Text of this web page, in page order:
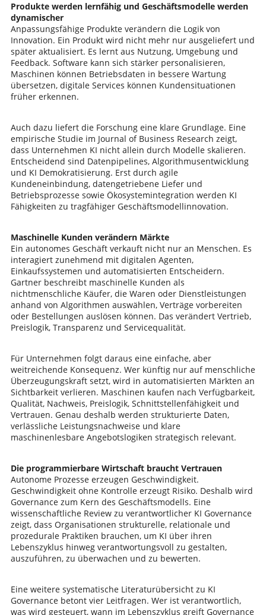
Produkte werden lernfähig und Geschäftsmodelle werden
dynamischer
Anpassungsfähige Produkte verändern die Logik von
Innovation. Ein Produkt wird nicht mehr nur ausgeliefert und
später aktualisiert. Es lernt aus Nutzung, Umgebung und
Feedback. Software kann sich stärker personalisieren,
Maschinen können Betriebsdaten in bessere Wartung
übersetzen, digitale Services können Kundensituationen
früher erkennen.
Auch dazu liefert die Forschung eine klare Grundlage. Eine
empirische Studie im Journal of Business Research zeigt,
dass Unternehmen KI nicht allein durch Modelle skalieren.
Entscheidend sind Datenpipelines, Algorithmusentwicklung
und KI Demokratisierung. Erst durch agile
Kundeneinbindung, datengetriebene Liefer und
Betriebsprozesse sowie Ökosystemintegration werden KI
Fähigkeiten zu tragfähiger Geschäftsmodellinnovation.
Maschinelle Kunden verändern Märkte
Ein autonomes Geschäft verkauft nicht nur an Menschen. Es
interagiert zunehmend mit digitalen Agenten,
Einkaufssystemen und automatisierten Entscheidern.
Gartner beschreibt maschinelle Kunden als
nichtmenschliche Käufer, die Waren oder Dienstleistungen
anhand von Algorithmen auswählen, Verträge vorbereiten
oder Bestellungen auslösen können. Das verändert Vertrieb,
Preislogik, Transparenz und Servicequalität.
Für Unternehmen folgt daraus eine einfache, aber
weitreichende Konsequenz. Wer künftig nur auf menschliche
Überzeugungskraft setzt, wird in automatisierten Märkten an
Sichtbarkeit verlieren. Maschinen kaufen nach Verfügbarkeit,
Qualität, Nachweis, Preislogik, Schnittstellenfähigkeit und
Vertrauen. Genau deshalb werden strukturierte Daten,
verlässliche Leistungsnachweise und klare
maschinenlesbare Angebotslogiken strategisch relevant.
Die programmierbare Wirtschaft braucht Vertrauen
Autonome Prozesse erzeugen Geschwindigkeit.
Geschwindigkeit ohne Kontrolle erzeugt Risiko. Deshalb wird
Governance zum Kern des Geschäftsmodells. Eine
wissenschaftliche Review zu verantwortlicher KI Governance
zeigt, dass Organisationen strukturelle, relationale und
prozedurale Praktiken brauchen, um KI über ihren
Lebenszyklus hinweg verantwortungsvoll zu gestalten,
auszuführen, zu überwachen und zu bewerten.
Eine weitere systematische Literaturübersicht zu KI
Governance betont vier Leitfragen. Wer ist verantwortlich,
was wird gesteuert, wann im Lebenszyklus greift Governance